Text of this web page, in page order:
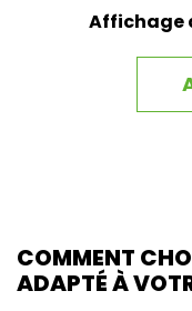
Affichage
COMMENT
ADAPTÉ À